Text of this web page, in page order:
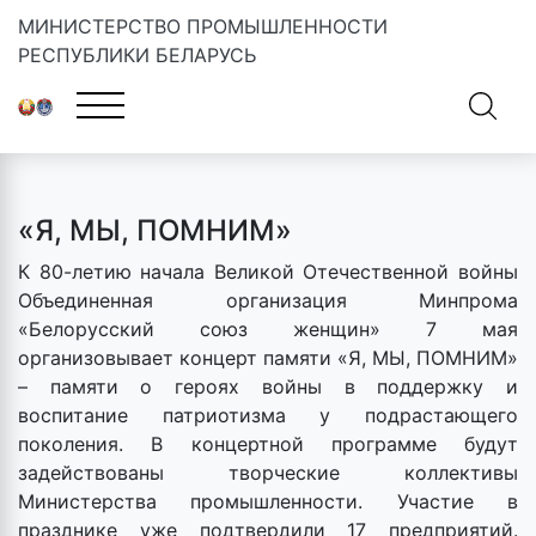
МИНИСТЕРСТВО ПРОМЫШЛЕННОСТИ
РЕСПУБЛИКИ БЕЛАРУСЬ
Главная
«Я, МЫ, ПОМНИМ»
К 80-летию начала Великой Отечественной войны
Объединенная организация Минпрома
«Белорусский союз женщин» 7 мая
организовывает концерт памяти «Я, МЫ, ПОМНИМ»
– памяти о героях войны в поддержку и
воспитание патриотизма у подрастающего
поколения. В концертной программе будут
задействованы творческие коллективы
Министерства промышленности. Участие в
празднике уже подтвердили 17 предприятий.